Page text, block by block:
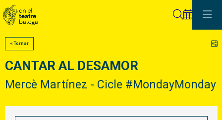
< Tornar
CANTAR AL DESAMOR
Mercè Martínez - Cicle #MondayMonday